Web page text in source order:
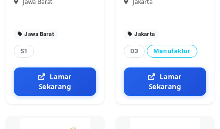
Jawa Barat
S1
Lamar
Sekarang
Jakarta
D3 Manufaktur
Lamar
Sekarang